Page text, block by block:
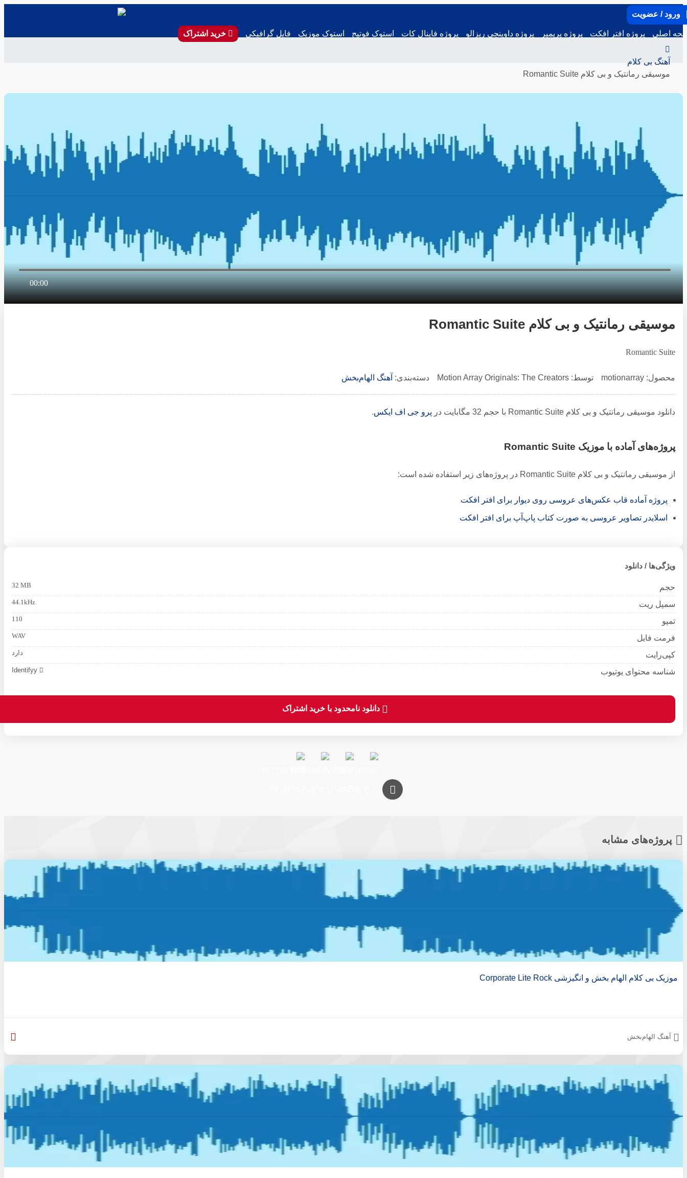
ورود / عضویت
اصلی پروژه افتر افکت پروژه پریمیر پروژه داوینچی ریزالو پروژه فاینال کات استوک فوتیج استوک موزیک فایل گرافیکی خرید اشتراک
آهنگ بی کلام
موسیقی رمانتیک و بی کلام Romantic Suite
00:00
موسیقی رمانتیک و بی کلام Romantic Suite
Romantic Suite
محصول: motionarray توسط: Motion Array Originals: The Creators دسته‌بندی: آهنگ الهام‌بخش
دانلود موسیقی رمانتیک و بی کلام Romantic Suite با حجم 32 مگابایت در پرو جی اف ایکس.
پروژه‌های آماده با موزیک Romantic Suite
از موسیقی رمانتیک و بی کلام Romantic Suite در پروژه‌های زیر استفاده شده است:
پروژه آماده قاب عکس‌های عروسی روی دیوار برای افتر افکت
اسلایدر تصاویر عروسی به صورت کتاب پاپ‌آپ برای افتر افکت
ویژگی‌ها / دانلود
حجم 32 MB
سمپل ریت 44.1kHz
تمپو 110
فرمت فایل WAV
کپی‌رایت دارد
شناسه محتوای یوتیوب Identifyy
دانلود نامحدود با خرید اشتراک
پروژه‌های مشابه
موزیک بی کلام الهام بخش و انگیزشی Corporate Lite Rock
آهنگ الهام‌بخش